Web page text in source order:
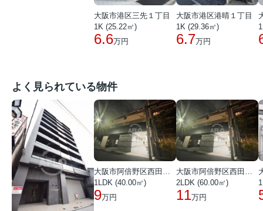
大阪市港区三先１丁目
1K (25.22㎡)
6.6万円
大阪市港区港晴１丁目
1K (29.36㎡)
6.7万円
よく見られている物件
大阪市阿倍野区西田辺町１丁目
1LDK (40.00㎡)
9万円
大阪市阿倍野区西田辺町１丁目
2LDK (60.00㎡)
11万円